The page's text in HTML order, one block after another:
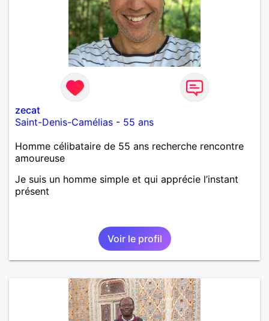
zecat
Saint-Denis-Camélias - 55 ans
Homme célibataire de 55 ans recherche rencontre
amoureuse
Je suis un homme simple et qui apprécie l’instant
présent
Voir le profil